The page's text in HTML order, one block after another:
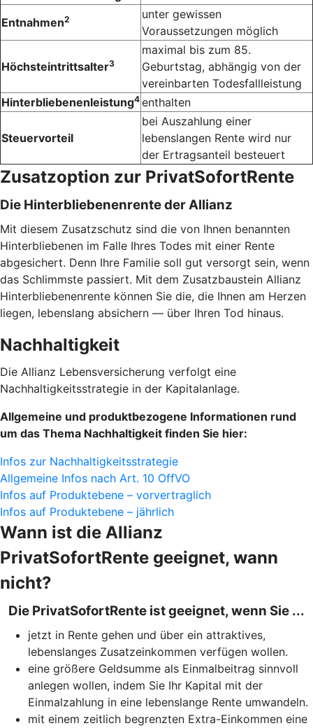
Entnahmen2
unter gewissen
Voraussetzungen möglich
Höchsteintrittsalter3
maximal bis zum 85.
Geburtstag, abhängig von der
vereinbarten Todesfallleistung
Hinterbliebenenleistung4 enthalten
Steuervorteil
bei Auszahlung einer
lebenslangen Rente wird nur
der Ertragsanteil besteuert
Zusatzoption zur PrivatSofortRente
Die Hinterbliebenenrente der Allianz
Mit diesem Zusatzschutz sind die von Ihnen benannten
Hinterbliebenen im Falle Ihres Todes mit einer Rente
abgesichert. Denn Ihre Familie soll gut versorgt sein, wenn
das Schlimmste passiert. Mit dem Zusatzbaustein Allianz
Hinterbliebenenrente können Sie die, die Ihnen am Herzen
liegen, lebenslang absichern — über Ihren Tod hinaus.
Nachhaltigkeit
Die Allianz Lebensversicherung verfolgt eine
Nachhaltigkeitsstrategie in der Kapitalanlage.
Allgemeine und produktbezogene Informationen rund
um das Thema Nachhaltigkeit finden Sie hier:
Infos zur Nachhaltigkeitsstrategie
Allgemeine Infos nach Art. 10 OffVO
Infos auf Produktebene – vorvertraglich
Infos auf Produktebene – jährlich
Wann ist die Allianz
PrivatSofortRente geeignet, wann
nicht?
Die PrivatSofortRente ist geeignet, wenn Sie ...
jetzt in Rente gehen und über ein attraktives,
lebenslanges Zusatzeinkommen verfügen wollen.
eine größere Geldsumme als Einmalbeitrag sinnvoll
anlegen wollen, indem Sie Ihr Kapital mit der
Einmalzahlung in eine lebenslange Rente umwandeln.
mit einem zeitlich begrenzten Extra-Einkommen eine